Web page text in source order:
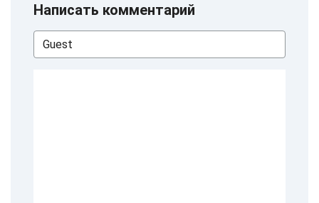
Написать комментарий